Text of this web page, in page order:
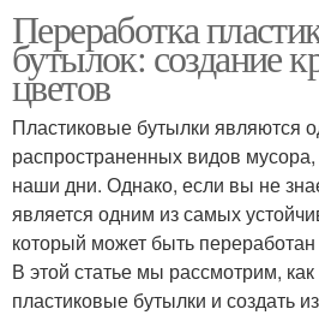
Переработка
бутылок: создание
цветов
Пластиковые бутылки являются
распространенных видов
наши дни. Однако, если вы не
является одним из самых
который может быть
В этой статье мы рассмотрим,
пластиковые бутылки и создать